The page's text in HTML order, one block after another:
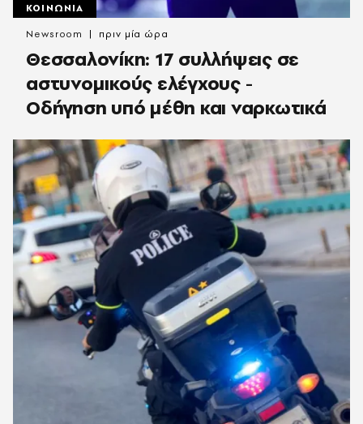
ΚΟΙΝΩΝΙΑ
Θεσσαλονίκη: 17 συλλήψεις σε
αστυνομικούς ελέγχους -
Οδήγηση υπό μέθη και ναρκωτικά
Newsroom πριν μία ώρα